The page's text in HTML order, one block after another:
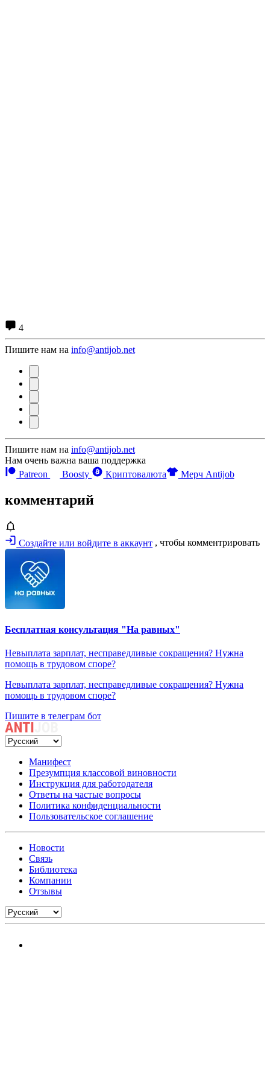
4
Пишите нам на info@antijob.net
Пишите нам на info@antijob.net
Нам очень важна ваша поддержка
Patreon
Boosty Криптовалюта Мерч Antijob
комментарий
Создайте или войдите в аккаунт , чтобы комментрировать
Бесплатная консультация "На равных"
Невыплата зарплат, несправедливые сокращения? Нужна
помощь в трудовом споре?
Невыплата зарплат, несправедливые сокращения? Нужна
помощь в трудовом споре?
Пишите в телеграм бот
Манифест
Презумпция классовой виновности
Инструкция для работодателя
Ответы на частые вопросы
Политика конфиденциальности
Пользовательское соглашение
Новости
Связь
Библиотека
Компании
Отзывы